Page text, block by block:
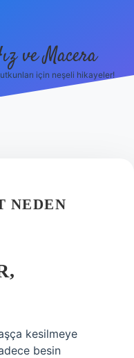
ve Macera
için neşeli hikayeler!
NEDEN
kesilmeye
besin